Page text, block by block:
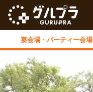
宴会場・ パーティー会場